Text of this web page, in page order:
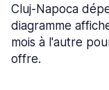
Cluj-Napoca
diagramme
mois à l'autre
offre.